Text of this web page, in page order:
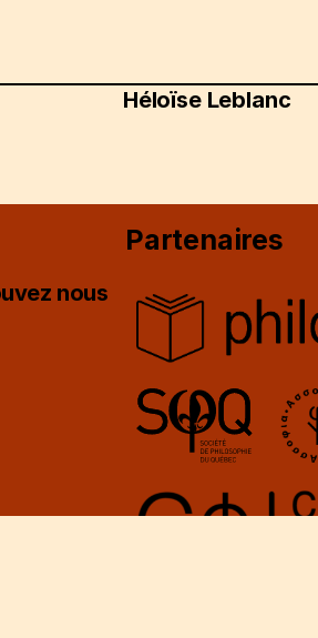
Héloïse Leblanc
nous
Partenaires